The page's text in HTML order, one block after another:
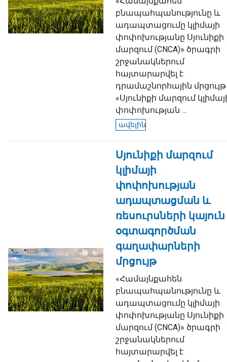
բնապահպանությունը և
ադապտացումը կլիմայի
փոփոխությանը Սյունիքի
մարզում (CNCA)» ծրագրի
շրջանակներում
հայտարարվել է
դրամաշնորհային մրցույթ
«Սյունիքի մարզում
փոփոխության ...
ավելին
Սյունիքի մարզում
կլիմայի
փոփոխության
ադապտացման և
ռեսուրսների կայուն
օգտագործման
գաղափարների
մրցույթ
«Համայնքահեն
բնապահպանությունը և
ադապտացումը կլիմայի
փոփոխությանը Սյունիքի
մարզում (CNCA)» ծրագրի
շրջանակներում
հայտարարվել է